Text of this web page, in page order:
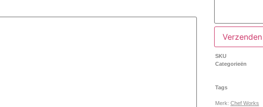
Verzenden
SKU
Categorieën
Tags
Merk:Chef Works